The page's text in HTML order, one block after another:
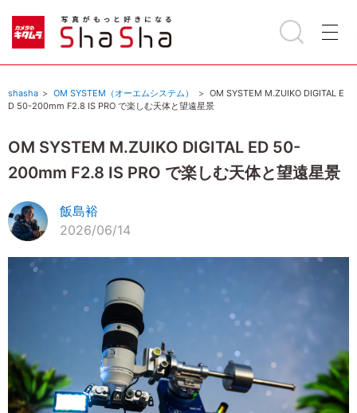
shasha OM SYSTEM（オーエムシステム）
OM SYSTEM M.ZUIKO DIGITAL E
D 50-200mm F2.8 IS PRO で楽しむ天体と望遠星景
OM SYSTEM M.ZUIKO DIGITAL ED 50-
200mm F2.8 IS PRO で楽しむ天体と望遠星景
飯島裕
2026/06/14